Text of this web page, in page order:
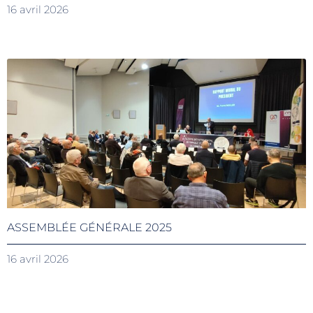
16 avril 2026
ASSEMBLÉE GÉNÉRALE 2025
16 avril 2026